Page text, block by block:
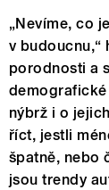
„Nevíme, co
v budoucnu,“
porodnosti a
nýbrž i o
říct, jestli
špatně, nebo
jsou trendy